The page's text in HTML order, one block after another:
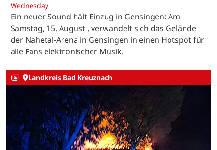
Wednesday
Ein neuer Sound hält Einzug in Gensingen: Am
Samstag, 15. August , verwandelt sich das Gelände
der Nahetal-Arena in Gensingen in einen Hotspot für
alle Fans elektronischer Musik.
Landkreis Bad Kreuznach